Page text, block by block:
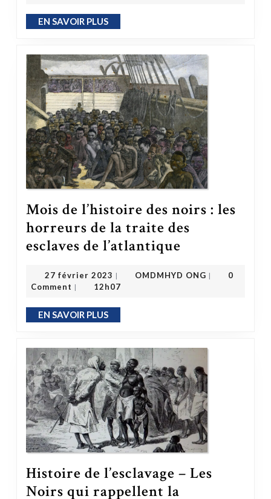
EN SAVOIR PLUSEN SAVOIR PLUS
Mois de l’histoire des noirs : les
horreurs de la traite des
esclaves de l’atlantique
27 février 2023 | OMDMHYD ONG |
0
Comment | 12h07
EN SAVOIR PLUSEN SAVOIR PLUS
Histoire de l’esclavage – Les
Noirs qui rappellent la